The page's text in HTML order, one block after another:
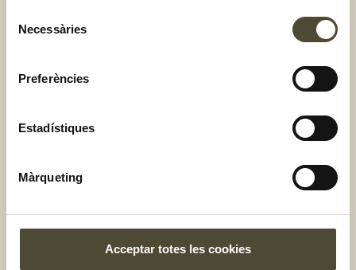
Necessàries
Preferències
Estadístiques
Màrqueting
Acceptar totes les cookies
Verdures i hortalisses
Carxofes confitades amb cítrics